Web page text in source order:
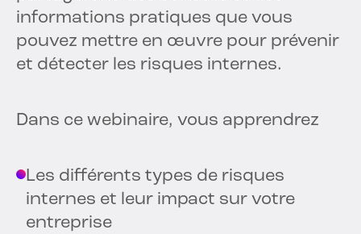
informations pratiques que vous
pouvez mettre en œuvre pour prévenir
et détecter les risques internes.
Dans ce webinaire, vous apprendrez
Les différents types de risques
internes et leur impact sur votre
entreprise